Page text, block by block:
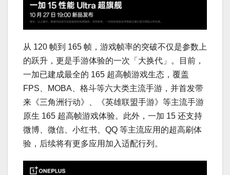
从 120 帧到 165 帧，游戏帧率的突破不仅是参数上
的跃升，更是手游体验的一次「大换代」。目前，
一加已建成最全的 165 超高帧游戏生态，覆盖
FPS、MOBA、格斗等六大类主流手游，并首发带
来《三角洲行动》、《英雄联盟手游》等主流手游
原生 165 超高帧游戏体验。此外，一加 15 还支持
微博、微信、小红书、QQ 等主流应用的超高刷体
验，后续将有更多应用加入适配行列。